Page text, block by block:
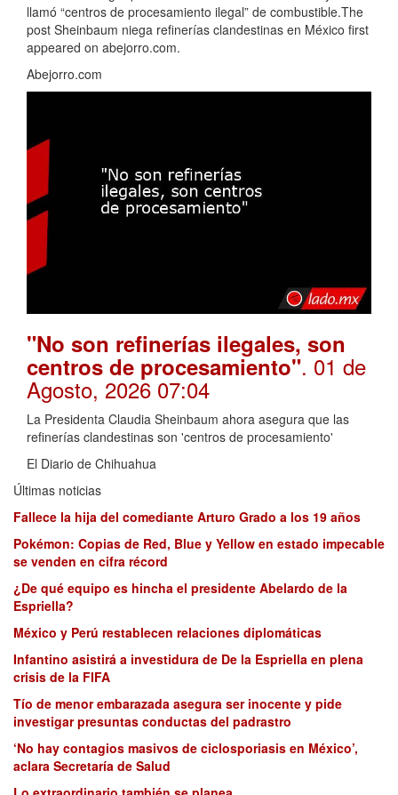
llamó “centros de procesamiento ilegal” de combustible.The
post Sheinbaum niega refinerías clandestinas en México first
appeared on abejorro.com.
Abejorro.com
"No son refinerías ilegales, son
centros de procesamiento". 01 de
Agosto, 2026 07:04
La Presidenta Claudia Sheinbaum ahora asegura que las
refinerías clandestinas son 'centros de procesamiento'
El Diario de Chihuahua
Últimas noticias
Fallece la hija del comediante Arturo Grado a los 19 años
Pokémon: Copias de Red, Blue y Yellow en estado impecable
se venden en cifra récord
¿De qué equipo es hincha el presidente Abelardo de la
Espriella?
México y Perú restablecen relaciones diplomáticas
Infantino asistirá a investidura de De la Espriella en plena
crisis de la FIFA
Tío de menor embarazada asegura ser inocente y pide
investigar presuntas conductas del padrastro
‘No hay contagios masivos de ciclosporiasis en México’,
aclara Secretaría de Salud